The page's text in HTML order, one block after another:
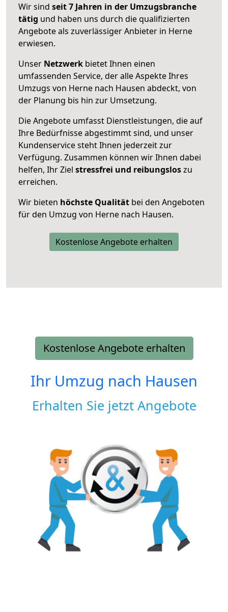
Wir sind seit 7 Jahren in der Umzugsbranche
tätig und haben uns durch die qualifizierten
Angebote als zuverlässiger Anbieter in Herne
erwiesen.
Unser Netzwerk bietet Ihnen einen
umfassenden Service, der alle Aspekte Ihres
Umzugs von Herne nach Hausen abdeckt, von
der Planung bis hin zur Umsetzung.
Die Angebote umfasst Dienstleistungen, die auf
Ihre Bedürfnisse abgestimmt sind, und unser
Kundenservice steht Ihnen jederzeit zur
Verfügung. Zusammen können wir Ihnen dabei
helfen, Ihr Ziel stressfrei und reibungsloszu
erreichen.
Wir bieten höchste Qualität bei den Angeboten
für den Umzug von Herne nach Hausen.
Kostenlose Angebote erhalten
Kostenlose Angebote erhalten
Ihr Umzug nach Hausen
Erhalten Sie jetzt Angebote